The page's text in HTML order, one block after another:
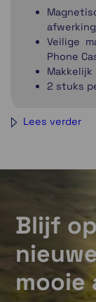
afwerking
Veilige
Phone
2 stuks
Lees verder
Blijf
mooie